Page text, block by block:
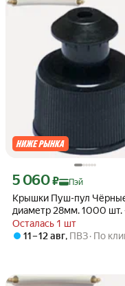
Крышки Пуш-пул
диаметр 28мм. 1000 шт.
подарок
Осталась 1 шт
Цена с картой Яндекс Пэй
5 060₽ Пэй
11 – 12 авг, ПВЗ По